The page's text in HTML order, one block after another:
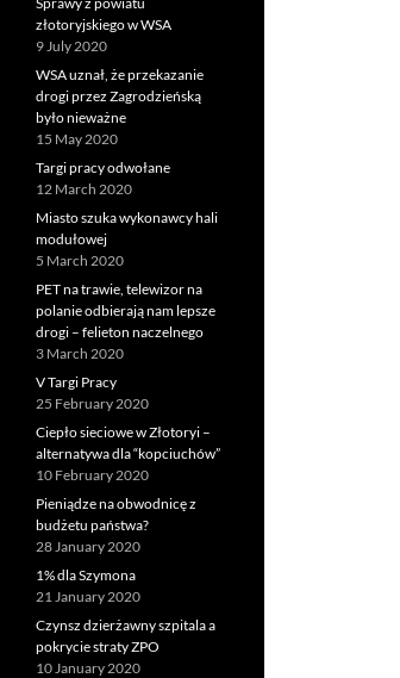
złotoryjskiego w WSA
9 July 2020
WSA uznał, że przekazanie
drogi przez Zagrodzieńską
było nieważne
15 May 2020
Targi pracy odwołane
12 March 2020
Miasto szuka wykonawcy hali
modułowej
5 March 2020
PET na trawie, telewizor na
polanie odbierają nam lepsze
drogi – felieton naczelnego
3 March 2020
V Targi Pracy
25 February 2020
Ciepło sieciowe w Złotoryi –
alternatywa dla “kopciuchów”
10 February 2020
Pieniądze na obwodnicę z
budżetu państwa?
28 January 2020
1% dla Szymona
21 January 2020
Czynsz dzierżawny szpitala a
pokrycie straty ZPO
10 January 2020